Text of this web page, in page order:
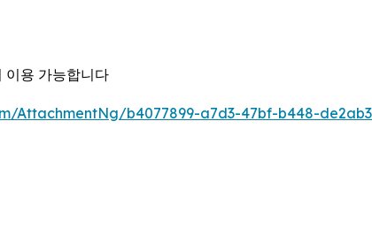
이용 가능합니다
AttachmentNg/b4077899-a7d3-47bf-b448-